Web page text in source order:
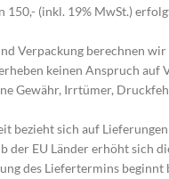
150,- (inkl. 19% MwSt.)
Verpackung berechnen
keinen Anspruch auf
Gewähr, Irrtümer,
bezieht sich auf
der EU Länder erhöht sich
des Liefertermins beginnt